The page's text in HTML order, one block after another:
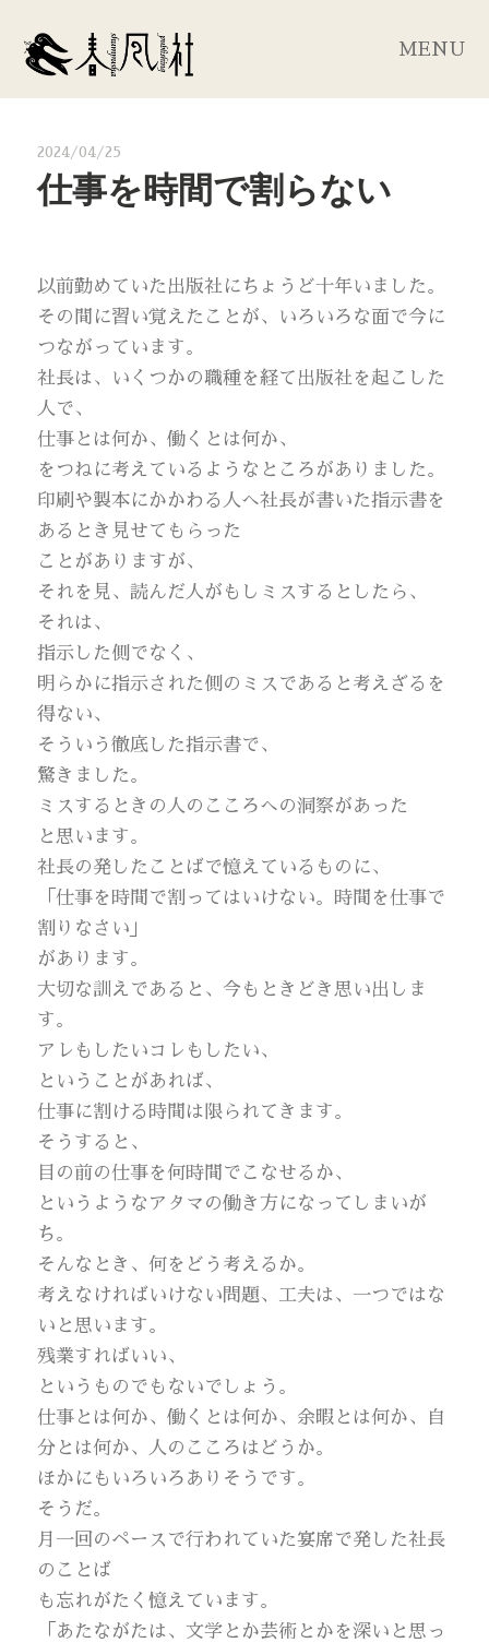
MENU
2024/04/25
仕事を時間で割らない
以前勤めていた出版社にちょうど十年いました。
その間に習い覚えたことが、いろいろな面で今に
つながっています。
社長は、いくつかの職種を経て出版社を起こした
人で、
仕事とは何か、働くとは何か、
をつねに考えているようなところがありました。
印刷や製本にかかわる人へ社長が書いた指示書を
あるとき見せてもらった
ことがありますが、
それを見、読んだ人がもしミスするとしたら、
それは、
指示した側でなく、
明らかに指示された側のミスであると考えざるを
得ない、
そういう徹底した指示書で、
驚きました。
ミスするときの人のこころへの洞察があった
と思います。
社長の発したことばで憶えているものに、
「仕事を時間で割ってはいけない。時間を仕事で
割りなさい」
があります。
大切な訓えであると、今もときどき思い出しま
す。
アレもしたいコレもしたい、
ということがあれば、
仕事に割ける時間は限られてきます。
そうすると、
目の前の仕事を何時間でこなせるか、
というようなアタマの働き方になってしまいが
ち。
そんなとき、何をどう考えるか。
考えなければいけない問題、工夫は、一つではな
いと思います。
残業すればいい、
というものでもないでしょう。
仕事とは何か、働くとは何か、余暇とは何か、自
分とは何か、人のこころはどうか。
ほかにもいろいろありそうです。
そうだ。
月一回のペースで行われていた宴席で発した社長
のことば
も忘れがたく憶えています。
「あたながたは、文学とか芸術とかを深いと思っ